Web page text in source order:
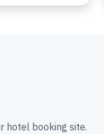
hotel booking site.